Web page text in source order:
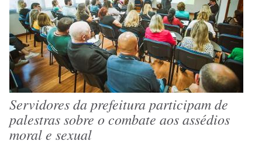
Servidores da prefeitura participam de
palestras sobre o combate aos assédios
moral e sexual